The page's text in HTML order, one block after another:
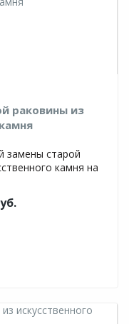
раковины из
замены старой
камня на